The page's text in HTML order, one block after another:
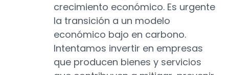
crecimiento económico. Es urgente
la transición a un modelo
económico bajo en carbono.
Intentamos invertir en empresas
que producen bienes y servicios